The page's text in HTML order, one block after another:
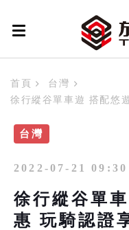
首頁
台灣
徐行縱谷單車遊 搭配悠
台灣
2022-07-21 09:30
徐行縱谷單
惠 玩騎認證